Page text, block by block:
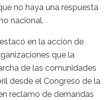
no haya una respuesta
nacional.
en la acción de
que la
de las comunidades
desde el Congreso de la
reclamo de demandas